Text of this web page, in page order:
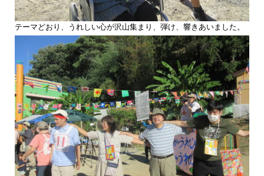
テーマどおり、うれしい心が沢山集まり、弾け、響きあいました。